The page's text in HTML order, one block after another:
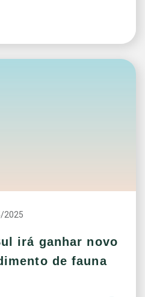
2025
irá ganhar novo
de fauna